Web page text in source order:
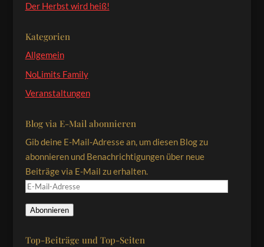
Der Herbst wird heiß!
Kategorien
Allgemein
NoLimits Family
Veranstaltungen
Blog via E-Mail abonnieren
Gib deine E-Mail-Adresse an, um diesen Blog zu
abonnieren und Benachrichtigungen über neue
Beiträge via E-Mail zu erhalten.
E-
Adresse
Abonnieren
Top-Beiträge und Top-Seiten